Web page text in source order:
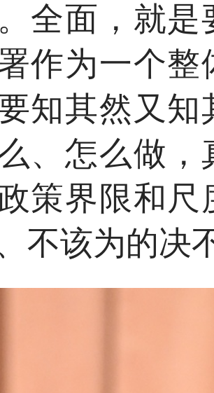
全面，就
作为一个
知其然又
、怎么做
策界限和
不该为的决